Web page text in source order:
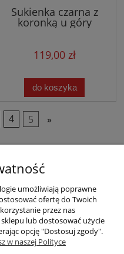
Sukienka czarna z
koronką u góry
119,00 zł
do koszyka
4 5 »
umożliwiają poprawne
ofertę do Twoich
przez nas
lub dostosować użycie
opcję "Dostosuj zgody".
w naszej Polityce